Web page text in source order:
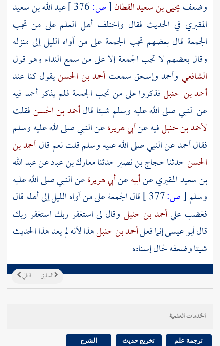
وضعفيحيى بن سعيد القطان[ص:
عبد الله بن سعيد
المقبري في الحديث فقال واختلف أهل العلم على من تجب
الجمعة قال بعضهم تجب الجمعة على من آواه الليل إلى منزله
وقال بعضهم لا تجب الجمعة إلا على من سمع النداء وهو قول
الشافعي وأحمدوإسحقسمعت أحمد بن الحسنيقول كنا عند
أحمد بن حنبلفذكروا على من تجب الجمعة فلم يذكرأحمد فيه
عن النبي صلى الله عليه وسلم شيئا قالأحمد بن الحسنفقلت
لأحمد بن حنبلفيه عنأبي هريرةعن النبي صلى الله عليه وسلم
فقالأحمدعن النبي صلى الله عليه وسلم قلت نعم قالأحمد بن
الحسنحدثناحجاج بن نصيرحدثنامعارك بن عبادعنعبد الله
بن سعيد المقبريعنأبيهعنأبي هريرةعن النبي صلى الله عليه
وسلم[ص:
قال الجمعة على من آواه الليل إلى أهله قال
فغضب عليأحمد بن حنبل وقال لي استغفر ربك استغفر ربك
قال أبو عيسى إنما فعلأحمد بن حنبلهذا لأنه لم يعد هذا الحديث
شيئا وضعفه لحال إسناده
التالي السابق
الخدمات العلمية
ترجمة علم تخريج حديث الشرح